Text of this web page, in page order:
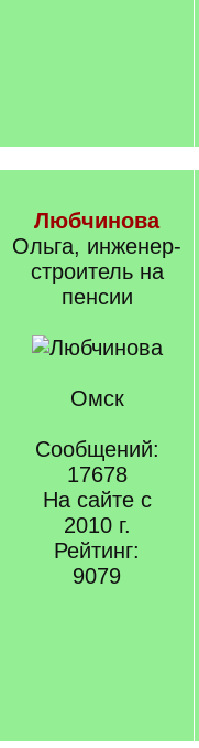
Любчинова
Ольга, инженер-
строитель на
пенсии
Омск
Сообщений:
17678
На сайте с
2010 г.
Рейтинг:
9079